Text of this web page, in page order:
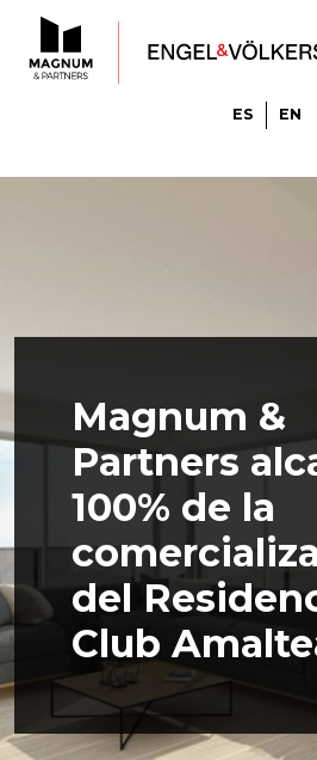
ES EN
Magnum &
Partners
100% de la
del
Club